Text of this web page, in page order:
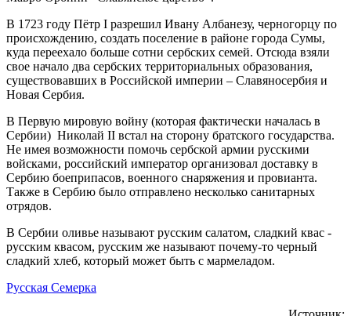
В 1723 году Пётр I разрешил Ивану Албанезу, черногорцу по
происхождению, создать поселение в районе города Сумы,
куда переехало больше сотни сербских семей. Отсюда взяли
свое начало два сербских территориальных образования,
существовавших в Российской империи – Славяносербия и
Новая Сербия.
В Первую мировую войну (которая фактически началась в
Сербии) Николай II встал на сторону братского государства.
Не имея возможности помочь сербской армии русскими
войсками, российский император организовал доставку в
Сербию боеприпасов, военного снаряжения и провианта.
Также в Сербию было отправлено несколько санитарных
отрядов.
В Сербии оливье называют русским салатом, сладкий квас -
русским квасом, русским же называют почему-то черный
сладкий хлеб, который может быть с мармеладом.
Русская Семерка